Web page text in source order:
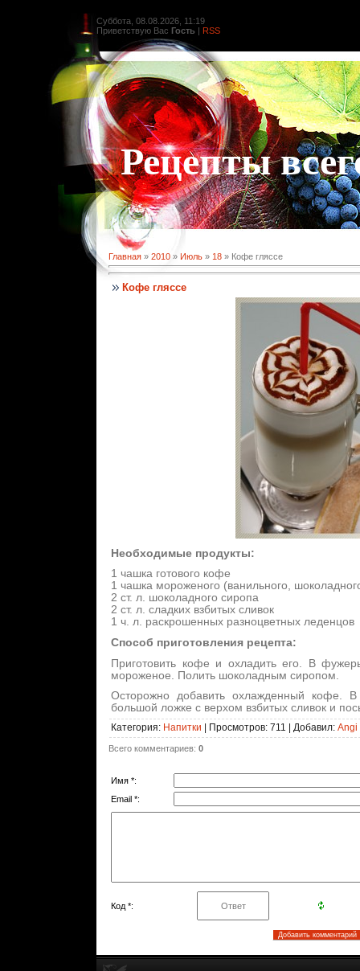
Суббота, 08.08.2026, 11:19
Приветствую Вас Гость | RSS
Рецепты
Главная » 2010 » Июль » 18 » Кофе гляссе
Кофе гляссе
Необходимые продукты:
1 чашка готового кофе
1 чашка мороженого (ванильного,
2 ст. л. шоколадного сиропа
2 ст. л. сладких взбитых сливок
1 ч. л. раскрошенных разноцветных леденцов
Способ приготовления рецепта:
Приготовить кофе и охладить его. В
мороженое. Полить шоколадным сиропом.
Осторожно добавить охлажденный кофе.
большой ложке с верхом взбитых сливок и
Категория: Напитки Просмотров: 711 | Добавил: Angi
Всего комментариев: 0
Имя *:
Email *:
Код *: